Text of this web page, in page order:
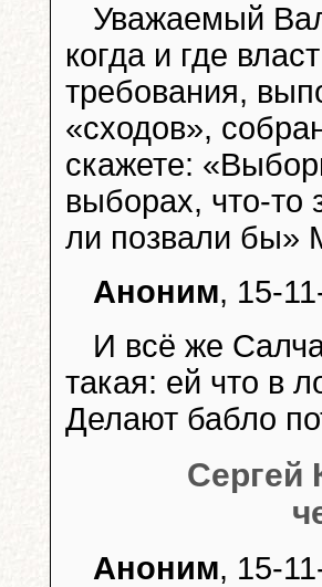
Уважаемый
когда и где
требования,
«сходов»,
скажете:
выборах, что-то
ли позвали бы»
Аноним, 15-
И всё же
такая: ей что в
Делают бабло
Сергей
Аноним, 15-